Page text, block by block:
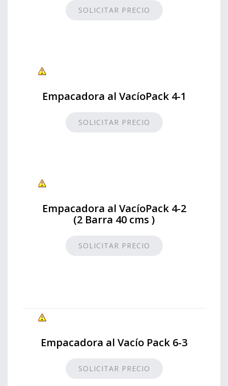
SOLICITAR PRECIO
Empacadora al VacíoPack 4-1
SOLICITAR PRECIO
Empacadora al VacíoPack 4-2
(2 Barra 40 cms )
SOLICITAR PRECIO
Empacadora al Vacío Pack 6-3
SOLICITAR PRECIO